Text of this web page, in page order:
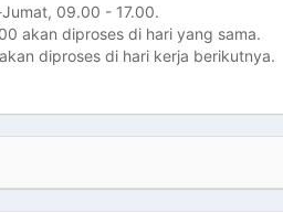
09.00 - 17.00.
akan diproses di hari yang sama.
diproses di hari kerja berikutnya.